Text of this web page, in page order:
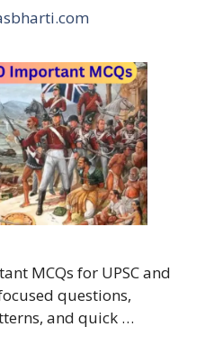
MCQs for UPSC and
questions,
and quick …